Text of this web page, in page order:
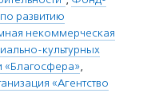
развитию
некоммерческая
культурных
«Благосфера»,
«Агентство